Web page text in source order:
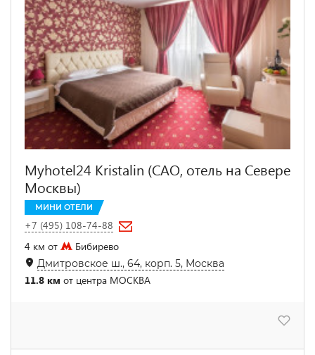
Myhotel24 Kristalin (САО, отель на Севере
Москвы)
МИНИ ОТЕЛИ
+7 (495) 108-74-88
4 км от
Бибирево
Дмитровское ш., 64, корп. 5, Москва
11.8 км от центра МОСКВА